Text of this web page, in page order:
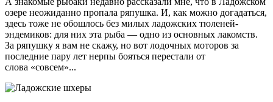
озере неожиданно пропала ряпушка. И, как можно догадаться,
здесь тоже не обошлось без милых ладожских тюленей-
эндемиков: для них эта рыба — одно из основных лакомств.
За ряпушку я вам не скажу, но вот лодочных моторов за
последние пару лет нерпы бояться перестали от
слова «совсем»...